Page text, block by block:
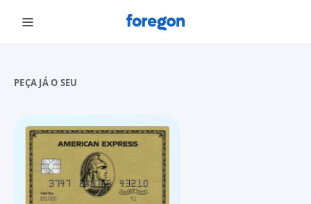
Foregon.com
PEÇA JÁ O SEU